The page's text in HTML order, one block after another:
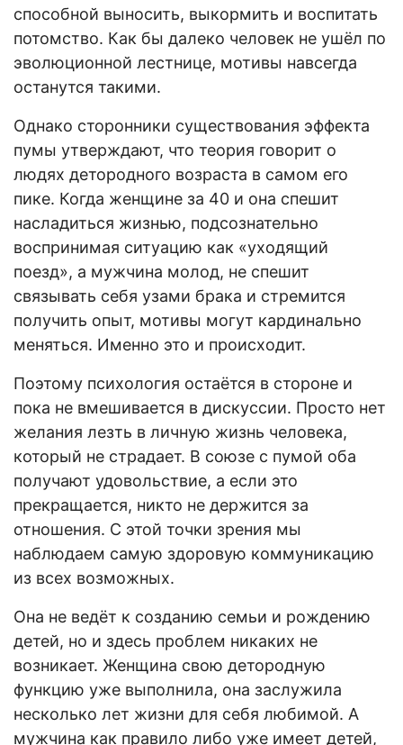
способной выносить, выкормить и воспитать
потомство. Как бы далеко человек не ушёл по
эволюционной лестнице, мотивы навсегда
останутся такими.
Однако сторонники существования эффекта
пумы утверждают, что теория говорит о
людях детородного возраста в самом его
пике. Когда женщине за 40 и она спешит
насладиться жизнью, подсознательно
воспринимая ситуацию как «уходящий
поезд», а мужчина молод, не спешит
связывать себя узами брака и стремится
получить опыт, мотивы могут кардинально
меняться. Именно это и происходит.
Поэтому психология остаётся в стороне и
пока не вмешивается в дискуссии. Просто нет
желания лезть в личную жизнь человека,
который не страдает. В союзе с пумой оба
получают удовольствие, а если это
прекращается, никто не держится за
отношения. С этой точки зрения мы
наблюдаем самую здоровую коммуникацию
из всех возможных.
Она не ведёт к созданию семьи и рождению
детей, но и здесь проблем никаких не
возникает. Женщина свою детородную
функцию уже выполнила, она заслужила
несколько лет жизни для себя любимой. А
мужчина как правило либо уже имеет детей,